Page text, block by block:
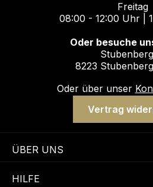
Freitag
08:00 - 12:00 Uhr |
Oder besuche
8223
Oder über unser
Vertrag
ÜBER UNS
HILFE